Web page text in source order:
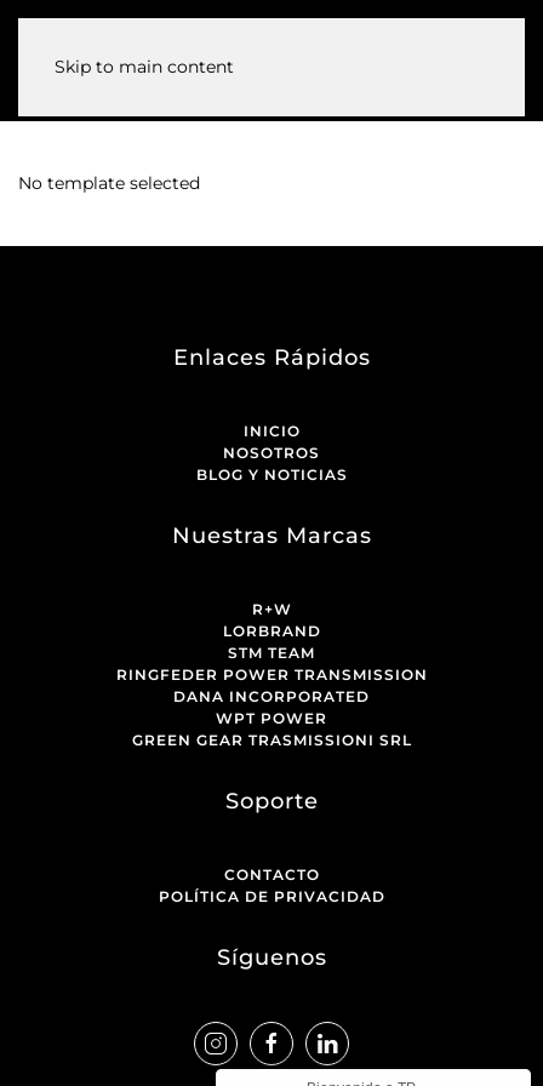
Skip to main content
No template selected
Enlaces Rápidos
INICIO
NOSOTROS
BLOG Y NOTICIAS
Nuestras Marcas
R+W
LORBRAND
STM TEAM
RINGFEDER POWER TRANSMISSION
DANA INCORPORATED
WPT POWER
GREEN GEAR TRASMISSIONI SRL
Soporte
CONTACTO
POLÍTICA DE PRIVACIDAD
Síguenos